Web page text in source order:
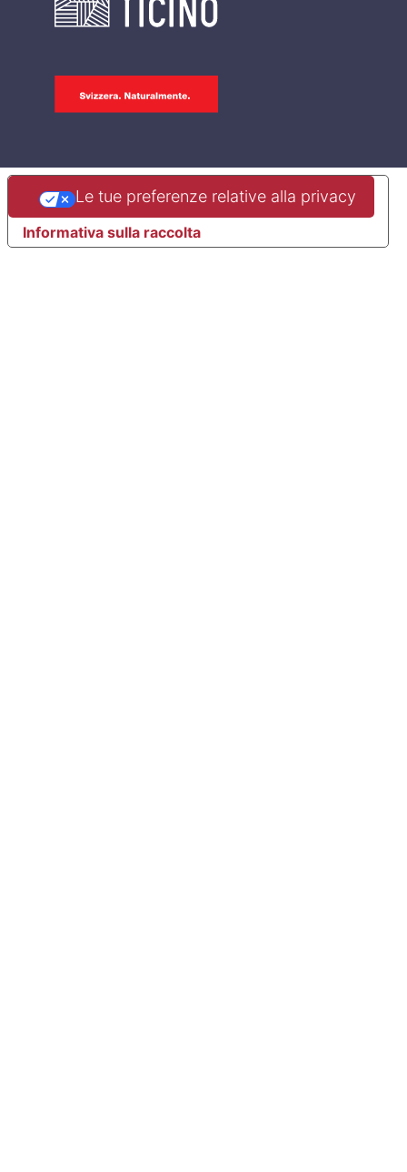
Informativa sulla raccolta
Le tue preferenze relative alla privacy